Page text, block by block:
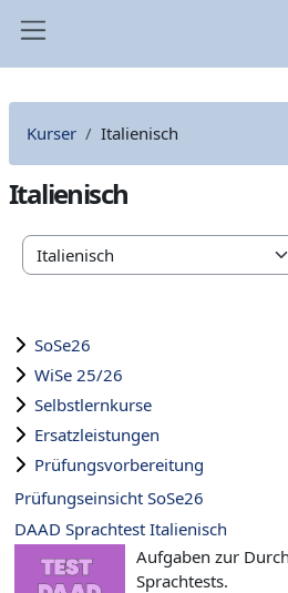
Kurser Italienisch
Italienisch
Kurskategorier
SoSe26
WiSe 25/26
Selbstlernkurse
Ersatzleistungen
Prüfungsvorbereitung
Prüfungseinsicht SoSe26
DAAD Sprachtest Italienisch
Aufgaben zur
Sprachtests.